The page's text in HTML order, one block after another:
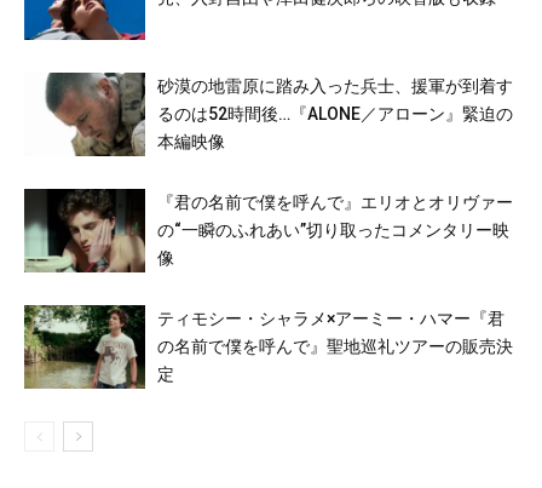
砂漠の地雷原に踏み入った兵士、援軍が到着す
るのは52時間後…『ALONE／アローン』緊迫の
本編映像
『君の名前で僕を呼んで』エリオとオリヴァー
の“一瞬のふれあい”切り取ったコメンタリー映
像
ティモシー・シャラメ×アーミー・ハマー『君
の名前で僕を呼んで』聖地巡礼ツアーの販売決
定